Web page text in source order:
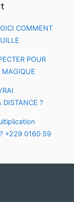
COMMENT
VIE ?
SUR LE
EN
POUR
MAGIQUE
POUR
MAGIQUE A
DISTANCE ?
+229 0160 59